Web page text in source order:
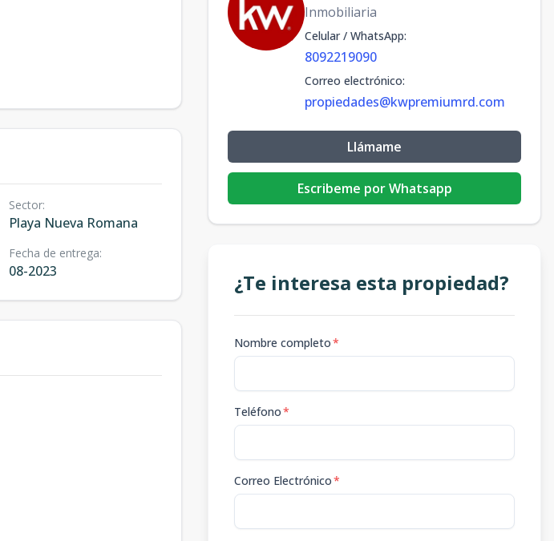
Sector:
Playa Nueva Romana
Fecha de entrega:
08-2023
Inmobiliaria
Celular / WhatsApp:
8092219090
Correo electrónico:
propiedades@kwpremiumrd.com
Llámame
Escribeme por Whatsapp
¿Te interesa esta propiedad?
Nombre completo*
Teléfono*
Correo Electrónico*